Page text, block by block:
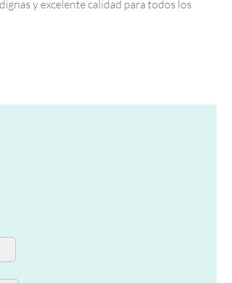
y excelente calidad para todos los